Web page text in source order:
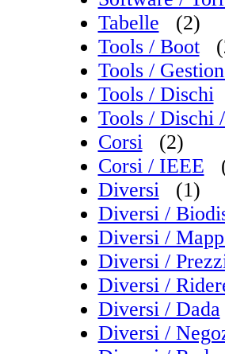
Tabelle
(2)
Tools / Boot
Tools /
Tools / Dischi
Tools / Dischi
Corsi
(2)
Corsi / IEEE
Diversi
(1)
Diversi /
Diversi /
Diversi /
Diversi /
Diversi / Dada
Diversi /